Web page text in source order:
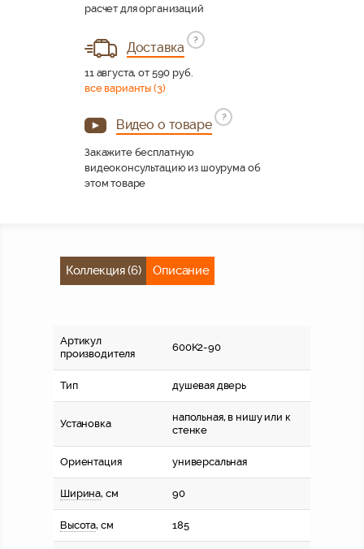
расчет для организаций
Доставка
?
11 августа, от 590 руб.
все варианты (3)
Видео о товаре
?
Закажите бесплатную
видеоконсультацию из шоурума об
этом товаре
Коллекция (6) Описание
Артикул
производителя
600K2-90
Тип душевая дверь
Установка
напольная, в нишу или к
стенке
Ориентация универсальная
Ширина, см 90
Высота, см 185